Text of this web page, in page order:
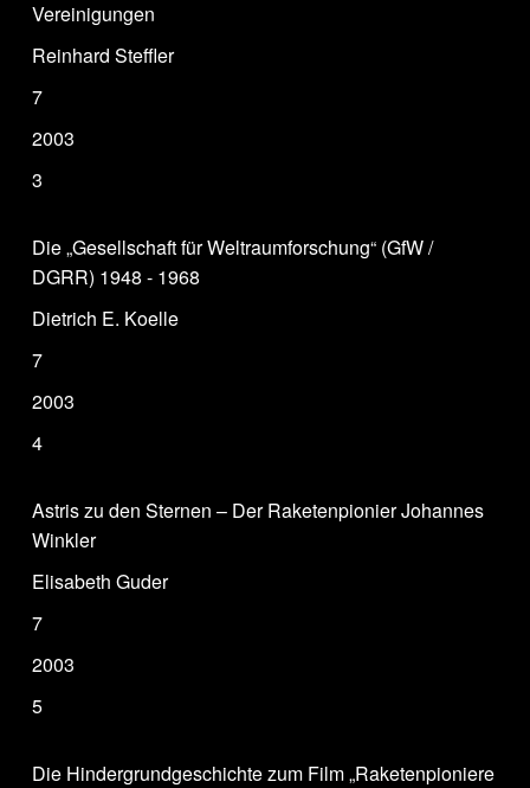
Vereinigungen
Reinhard Steffler
7
2003
3
Die „Gesellschaft für Weltraumforschung“ (GfW /
DGRR) 1948 - 1968
Dietrich E. Koelle
7
2003
4
Astris zu den Sternen – Der Raketenpionier Johannes
Winkler
Elisabeth Guder
7
2003
5
Die Hindergrundgeschichte zum Film „Raketenpioniere